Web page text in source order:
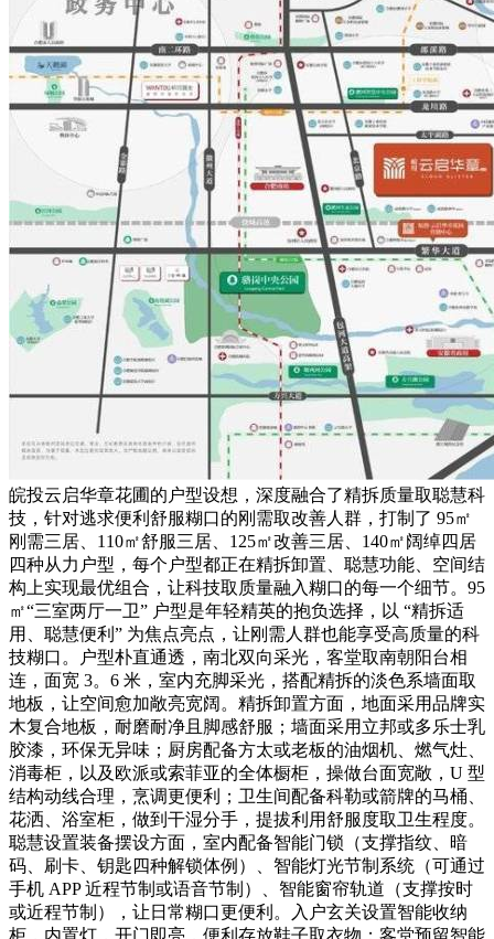
皖投云启华章花圃的户型设想，深度融合了精拆质量取聪慧科
技，针对逃求便利舒服糊口的刚需取改善人群，打制了 95㎡
刚需三居、110㎡舒服三居、125㎡改善三居、140㎡阔绰四居
四种从力户型，每个户型都正在精拆卸置、聪慧功能、空间结
构上实现最优组合，让科技取质量融入糊口的每一个细节。95
㎡“三室两厅一卫” 户型是年轻精英的抱负选择，以 “精拆适
用、聪慧便利” 为焦点亮点，让刚需人群也能享受高质量的科
技糊口。户型朴直通透，南北双向采光，客堂取南朝阳台相
连，面宽 3。6 米，室内充脚采光，搭配精拆的淡色系墙面取
地板，让空间愈加敞亮宽阔。精拆卸置方面，地面采用品牌实
木复合地板，耐磨耐净且脚感舒服；墙面采用立邦或多乐士乳
胶漆，环保无异味；厨房配备方太或老板的油烟机、燃气灶、
消毒柜，以及欧派或索菲亚的全体橱柜，操做台面宽敞，U 型
结构动线合理，烹调更便利；卫生间配备科勒或箭牌的马桶、
花洒、浴室柜，做到干湿分手，提拔利用舒服度取卫生程度。
聪慧设置装备摆设方面，室内配备智能门锁（支撑指纹、暗
码、刷卡、钥匙四种解锁体例）、智能灯光节制系统（可通过
手机 APP 近程节制或语音节制）、智能窗帘轨道（支撑按时
或近程节制），让日常糊口更便利。入户玄关设置智能收纳
柜，内置灯，开门即亮，便利存放鞋子取衣物；客堂预留智能